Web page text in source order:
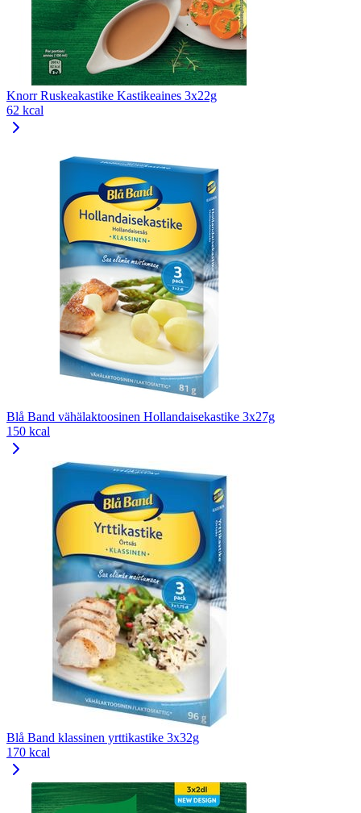
Knorr Ruskeakastike Kastikeaines 3x22g
62 kcal
Blå Band vähälaktoosinen Hollandaisekastike 3x27g
150 kcal
Blå Band klassinen yrttikastike 3x32g
170 kcal